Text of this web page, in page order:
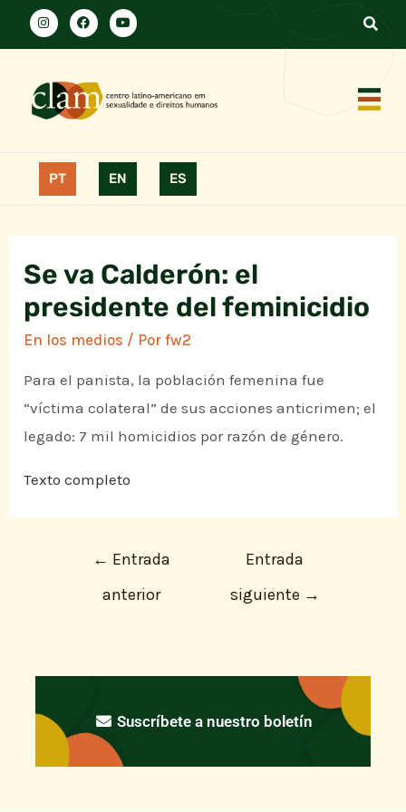
PT EN ES
Se va Calderón: el
presidente del feminicidio
En los medios / Porfw2
Para el panista, la población femenina fue
“víctima colateral” de sus acciones anticrimen; el
legado: 7 mil homicidios por razón de género.
Texto completo
← Entrada
anterior
Entrada
siguiente →
Suscríbete a nuestro boletín